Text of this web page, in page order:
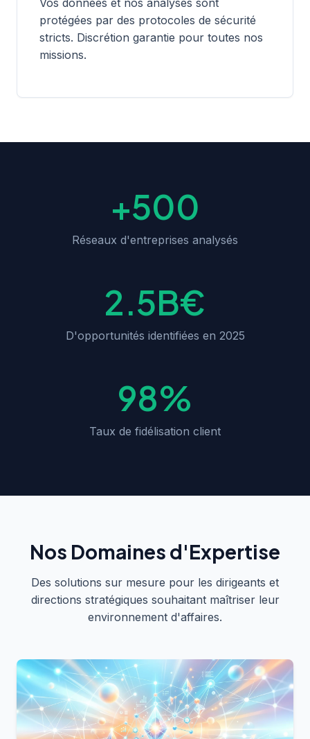
Vos données et nos analyses sont
protégées par des protocoles de sécurité
stricts. Discrétion garantie pour toutes nos
missions.
+500
Réseaux d'entreprises analysés
2.5B€
D'opportunités identifiées en 2025
98%
Taux de fidélisation client
Nos Domaines d'Expertise
Des solutions sur mesure pour les dirigeants et
directions stratégiques souhaitant maîtriser leur
environnement d'affaires.